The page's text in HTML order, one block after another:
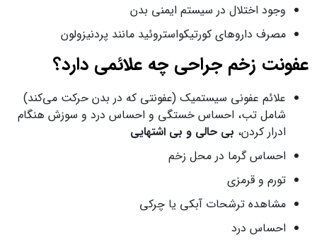
وجود اختلال در سیستم ایمنی بدن
مصرف داروهای کورتیکواستروئید مانند پردنیزولون
عفونت زخم جراحی چه علائمی دارد؟
علائم عفونی سیستمیک (عفونتی که در بدن حرکت می‌کند)
شامل تب، احساس خستگی و احساس درد و سوزش هنگام
ادرار کردن، بی حالی و بی اشتهایی
احساس گرما در محل زخم
تورم و قرمزی
مشاهده ترشحات آبکی یا چرکی
احساس درد